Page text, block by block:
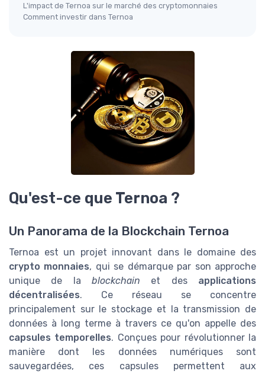
L'impact de Ternoa sur le marché des cryptomonnaies
Comment investir dans Ternoa
Qu'est-ce que Ternoa ?
Un Panorama de la Blockchain Ternoa
Ternoa est un projet innovant dans le domaine des
crypto monnaies, qui se démarque par son approche
unique de la blockchain et des applications
décentralisées. Ce réseau se concentre
principalement sur le stockage et la transmission de
données à long terme à travers ce qu'on appelle des
capsules temporelles. Conçues pour révolutionner la
manière dont les données numériques sont
sauvegardées, ces capsules permettent aux